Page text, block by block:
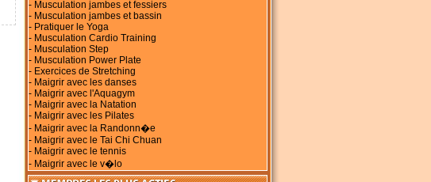
- Musculation jambes et fessiers
- Musculation jambes et bassin
- Pratiquer le Yoga
- Musculation Cardio Training
- Musculation Step
- Musculation Power Plate
- Exercices de Stretching
- Maigrir avec les danses
- Maigrir avec l'Aquagym
- Maigrir avec la Natation
- Maigrir avec les Pilates
- Maigrir avec la Randonn�e
- Maigrir avec le Tai Chi Chuan
- Maigrir avec le tennis
- Maigrir avec le v�lo